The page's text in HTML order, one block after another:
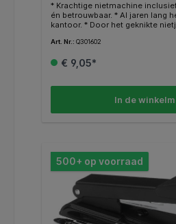
* Krachtige nietmachine
én betrouwbaar. * Al jaren lang
kantoor. * Door het geknikte
Capaciteit 25vel.
Art. Nr.: Q301602
€ 9,05*
In de
500+ op voorraad